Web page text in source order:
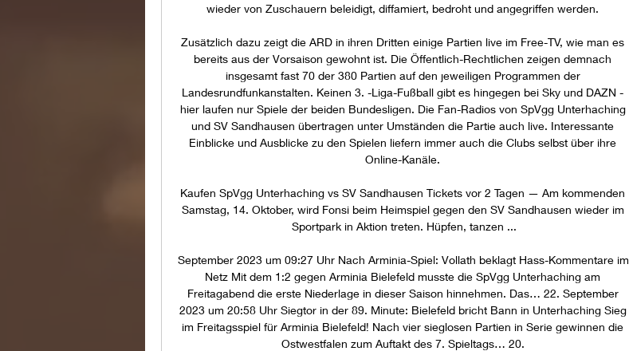
wieder von Zuschauern beleidigt, diffamiert, bedroht und angegriffen werden.
Zusätzlich dazu zeigt die ARD in ihren Dritten einige Partien live im Free-TV, wie man es
bereits aus der Vorsaison gewohnt ist. Die Öffentlich-Rechtlichen zeigen demnach
insgesamt fast 70 der 380 Partien auf den jeweiligen Programmen der
Landesrundfunkanstalten. Keinen 3. -Liga-Fußball gibt es hingegen bei Sky und DAZN -
hier laufen nur Spiele der beiden Bundesligen. Die Fan-Radios von SpVgg Unterhaching
und SV Sandhausen übertragen unter Umständen die Partie auch live. Interessante
Einblicke und Ausblicke zu den Spielen liefern immer auch die Clubs selbst über ihre
Online-Kanäle.
Kaufen SpVgg Unterhaching vs SV Sandhausen Tickets vor 2 Tagen — Am kommenden
Samstag, 14. Oktober, wird Fonsi beim Heimspiel gegen den SV Sandhausen wieder im
Sportpark in Aktion treten. Hüpfen, tanzen ...
September 2023 um 09:27 Uhr Nach Arminia-Spiel: Vollath beklagt Hass-Kommentare im
Netz Mit dem 1:2 gegen Arminia Bielefeld musste die SpVgg Unterhaching am
Freitagabend die erste Niederlage in dieser Saison hinnehmen. Das… 22. September
2023 um 20:58 Uhr Siegtor in der 89. Minute: Bielefeld bricht Bann in Unterhaching Sieg
im Freitagsspiel für Arminia Bielefeld! Nach vier sieglosen Partien in Serie gewinnen die
Ostwestfalen zum Auftakt des 7. Spieltags… 20.